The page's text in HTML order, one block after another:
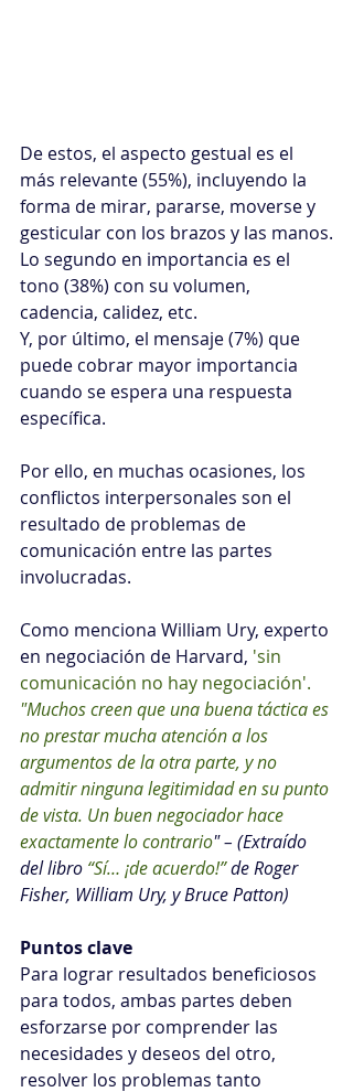
De estos, el aspecto gestual es el
más relevante (55%), incluyendo la
forma de mirar, pararse, moverse y
gesticular con los brazos y las manos.
Lo segundo en importancia es el
tono (38%) con su volumen,
cadencia, calidez, etc.
Y, por último, el mensaje (7%) que
puede cobrar mayor importancia
cuando se espera una respuesta
específica.
Por ello, en muchas ocasiones, los
conflictos interpersonales son el
resultado de problemas de
comunicación entre las partes
involucradas.
Como menciona William Ury, experto
en negociación de Harvard, 'sin
comunicación no hay negociación'.
"Muchos creen que una buena táctica es
no prestar mucha atención a los
argumentos de la otra parte, y no
admitir ninguna legitimidad en su punto
de vista. Un buen negociador hace
exactamente lo contrario" – (Extraído
del libro “Sí… ¡de acuerdo!” de Roger
Fisher, William Ury, y Bruce Patton)
Puntos clave
Para lograr resultados beneficiosos
para todos, ambas partes deben
esforzarse por comprender las
necesidades y deseos del otro,
resolver los problemas tanto